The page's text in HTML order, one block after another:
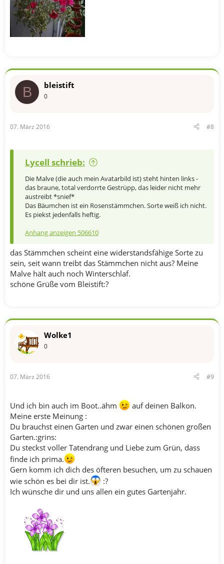
B bleistift
0
07. März 2016 #8
Lycell schrieb:
Die Malve (die auch mein Avatarbild ist) steht hinten links -
das braune, total verdorrte Gestrüpp, das leider nicht mehr
austreibt *snief*
Das Bäumchen ist ein Rosenstämmchen. Sorte weiß ich nicht.
Es piekst jedenfalls heftig.
Anhang anzeigen 506610
das Stämmchen scheint eine widerstandsfähige Sorte zu
sein, seit wann treibt das Stämmchen nicht aus? Meine
Malve hält auch noch Winterschlaf.
schöne Grüße vom Bleistift:?
Wolke1
0
07. März 2016 #9
Und ich bin auch im Boot..ähm
auf deinen Balkon.
Meine erste Meinung :
Du brauchst einen Garten und zwar einen schönen großen
Garten.:grins:
Du steckst voller Tatendrang und Liebe zum Grün, dass
finde ich prima.
Gern komm ich dich des öfteren besuchen, um zu schauen
wie schön es bei dir ist.
:?
Ich wünsche dir und uns allen ein gutes Gartenjahr.